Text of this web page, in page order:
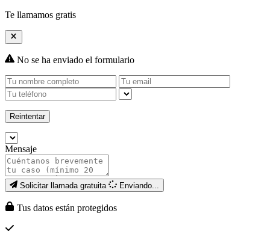
Te llamamos gratis
No se ha enviado el formulario
Reintentar
Mensaje
Solicitar llamada gratuita Enviando...
Tus datos están protegidos